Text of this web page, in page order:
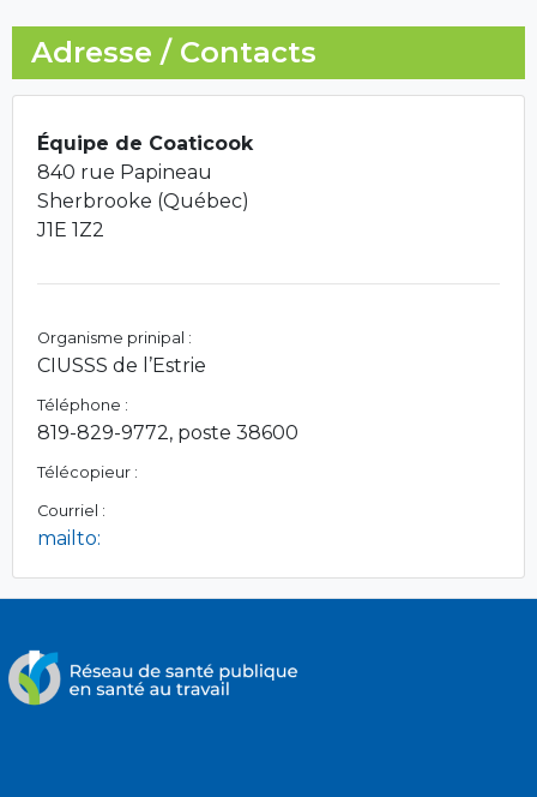
Adresse / Contacts
Équipe de Coaticook
840 rue Papineau
Sherbrooke (Québec)
J1E 1Z2
Organisme prinipal :
CIUSSS de l’Estrie
Téléphone :
819-829-9772, poste 38600
Télécopieur :
Courriel :
mailto: